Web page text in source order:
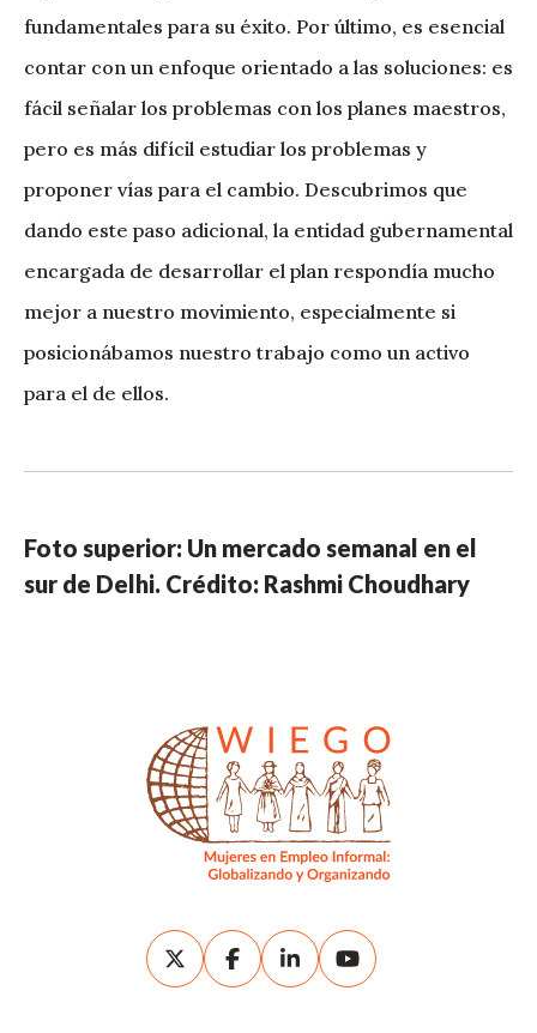
fundamentales para su éxito. Por último, es esencial
contar con un enfoque orientado a las soluciones: es
fácil señalar los problemas con los planes maestros,
pero es más difícil estudiar los problemas y
proponer vías para el cambio. Descubrimos que
dando este paso adicional, la entidad gubernamental
encargada de desarrollar el plan respondía mucho
mejor a nuestro movimiento, especialmente si
posicionábamos nuestro trabajo como un activo
para el de ellos.
Foto superior: Un mercado semanal en el
sur de Delhi. Crédito: Rashmi Choudhary